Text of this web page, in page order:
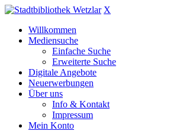
X
Willkommen
Mediensuche
Einfache Suche
Erweiterte Suche
Digitale Angebote
Neuerwerbungen
Über uns
Info & Kontakt
Impressum
Mein Konto